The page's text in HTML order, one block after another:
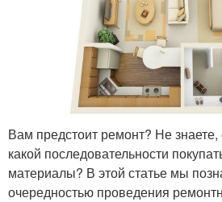
Вам предстоит ремонт? Не знаете,
какой последовательности
материалы? В этой статье мы
очередностью проведения